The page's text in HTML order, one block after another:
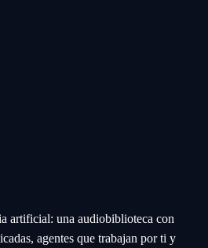
artificial: una audiobiblioteca con
agentes que trabajan por ti y